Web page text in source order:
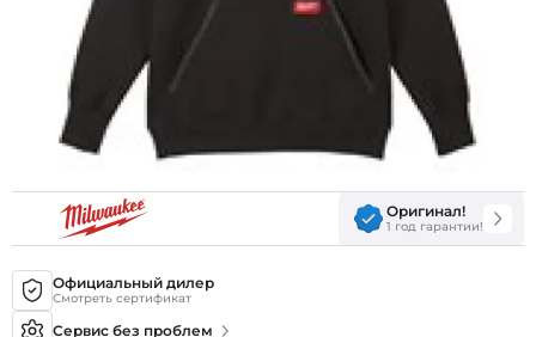
Оригинал!
1 год гарантии!
Официальный дилер
Смотреть сертификат
Сервис без проблем